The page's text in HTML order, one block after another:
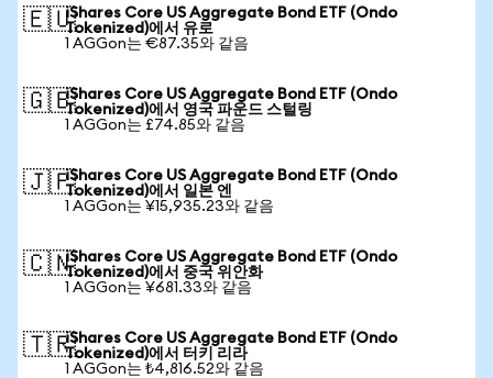
🇪🇺iShares Core US Aggregate Bond ETF (Ondo
Tokenized)에서 유로
1 AGGon는 €87.35와 같음
🇬🇧iShares Core US Aggregate Bond ETF (Ondo
Tokenized)에서 영국 파운드 스털링
1 AGGon는 £74.85와 같음
🇯🇵iShares Core US Aggregate Bond ETF (Ondo
Tokenized)에서 일본 엔
1 AGGon는 ¥15,935.23와 같음
🇨🇳iShares Core US Aggregate Bond ETF (Ondo
Tokenized)에서 중국 위안화
1 AGGon는 ¥681.33와 같음
🇹🇷iShares Core US Aggregate Bond ETF (Ondo
Tokenized)에서 터키 리라
1 AGGon는 ₺4,816.52와 같음